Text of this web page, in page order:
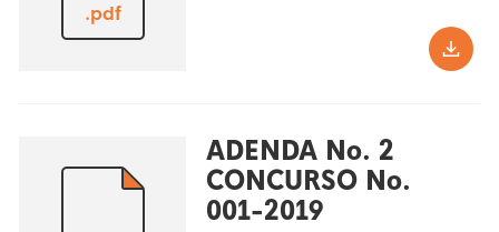
.pdf
ADENDA No. 2
CONCURSO No.
001-2019